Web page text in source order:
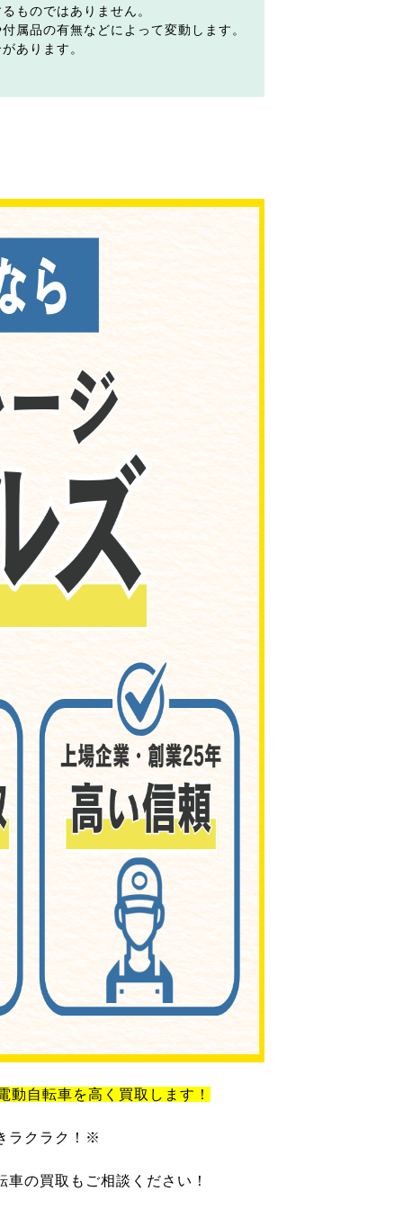
ものではありません。
属品の有無などによって変動します。
あります。
動自転車を高く買取します！
ラクラク！※
の買取もご相談ください！